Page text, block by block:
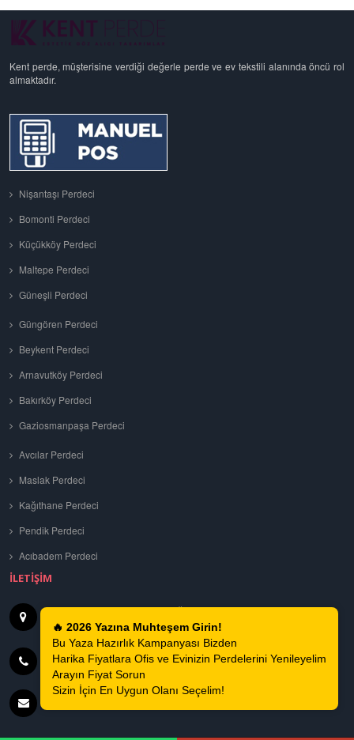
🔥 2026 Yazına Muhteşem Girin!
Bu Yaza Hazırlık Kampanyası Bizden
Harika Fiyatlara Ofis ve Evinizin Perdelerini Yenileyelim
Arayın Fiyat Sorun
Sizin İçin En Uygun Olanı Seçelim!
Kent perde, müşterisine verdiği değerle perde ve ev tekstili alanında öncü rol
almaktadır.
Nişantaşı Perdeci
Bomonti Perdeci
Küçükköy Perdeci
Maltepe Perdeci
Güneşli Perdeci
Güngören Perdeci
Beykent Perdeci
Arnavutköy Perdeci
Bakırköy Perdeci
Gaziosmanpaşa Perdeci
Avcılar Perdeci
Maslak Perdeci
Kağıthane Perdeci
Pendik Perdeci
Acıbadem Perdeci
İLETIŞIM
Tuna, 699. Sk No: 4, 34200 Bağcılar
İSTANBUL
0535 271 6778